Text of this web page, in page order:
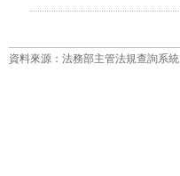
資料來源：法務部主管法規查詢系統